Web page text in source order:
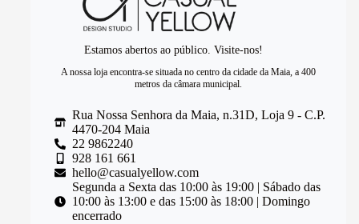
Estamos abertos ao público. Visite-nos!
A nossa loja encontra-se situada no centro da cidade da Maia, a 400
metros da câmara municipal.
Rua Nossa Senhora da Maia, n.31D, Loja 9 - C.P.
4470-204 Maia
22 9862240
928 161 661
hello@casualyellow.com
Segunda a Sexta das 10:00 às 19:00 | Sábado das
10:00 às 13:00 e das 15:00 às 18:00 | Domingo
encerrado